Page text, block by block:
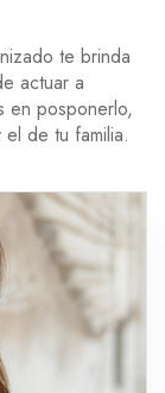
te brinda
actuar a
en posponerlo,
de tu familia.